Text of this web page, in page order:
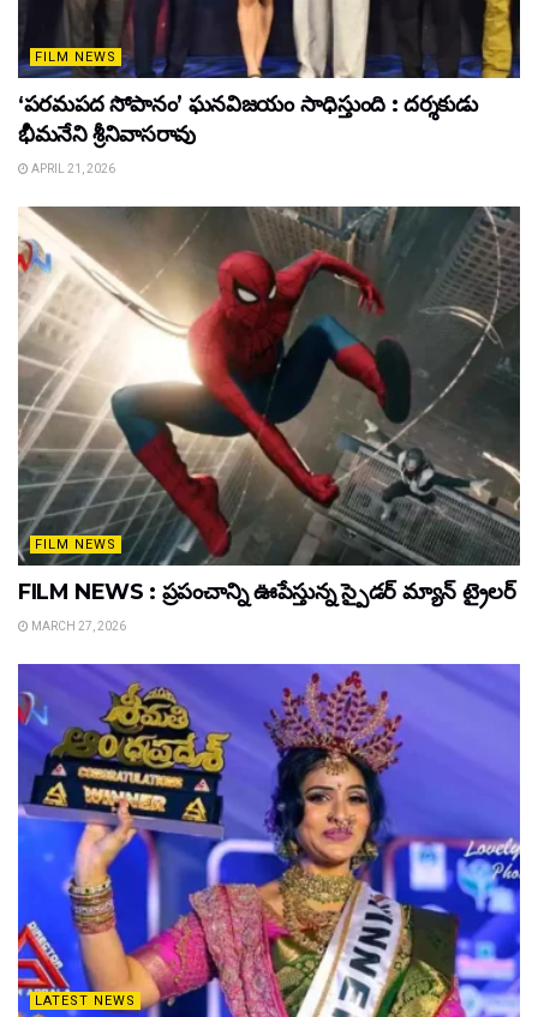
FILM NEWS
‘పరమపద సోపానం’ ఘనవిజయం సాధిస్తుంది : దర్శకుడు
భీమనేని శ్రీనివాసరావు
APRIL 21, 2026
FILM NEWS
FILM NEWS : ప్రపంచాన్ని ఊపేస్తున్న స్పైడర్ మ్యాన్ ట్రైలర్
MARCH 27, 2026
LATEST NEWS